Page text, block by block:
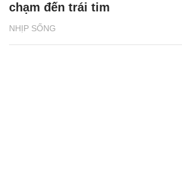
NHỊP SỐNG
chạm đến trái tim